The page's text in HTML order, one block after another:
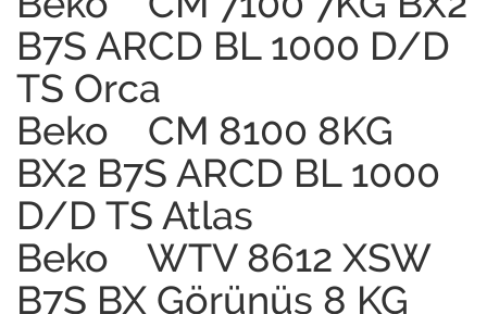
B7S ARCD BL 1000 D/D
TS Orca
Beko CM 8100 8KG
BX2 B7S ARCD BL 1000
D/D TS Atlas
Beko WTV 8612 XSW
B7S BX Görünüş 8 KG